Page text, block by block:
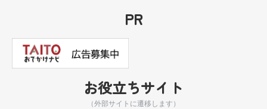
PR
お役立ちサイト
（外部サイトに遷移します）